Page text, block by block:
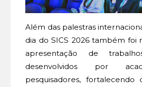
Além das palestras
dia do SICS 2026 também foi
apresentação de
desenvolvidos por
pesquisadores, fortalecendo